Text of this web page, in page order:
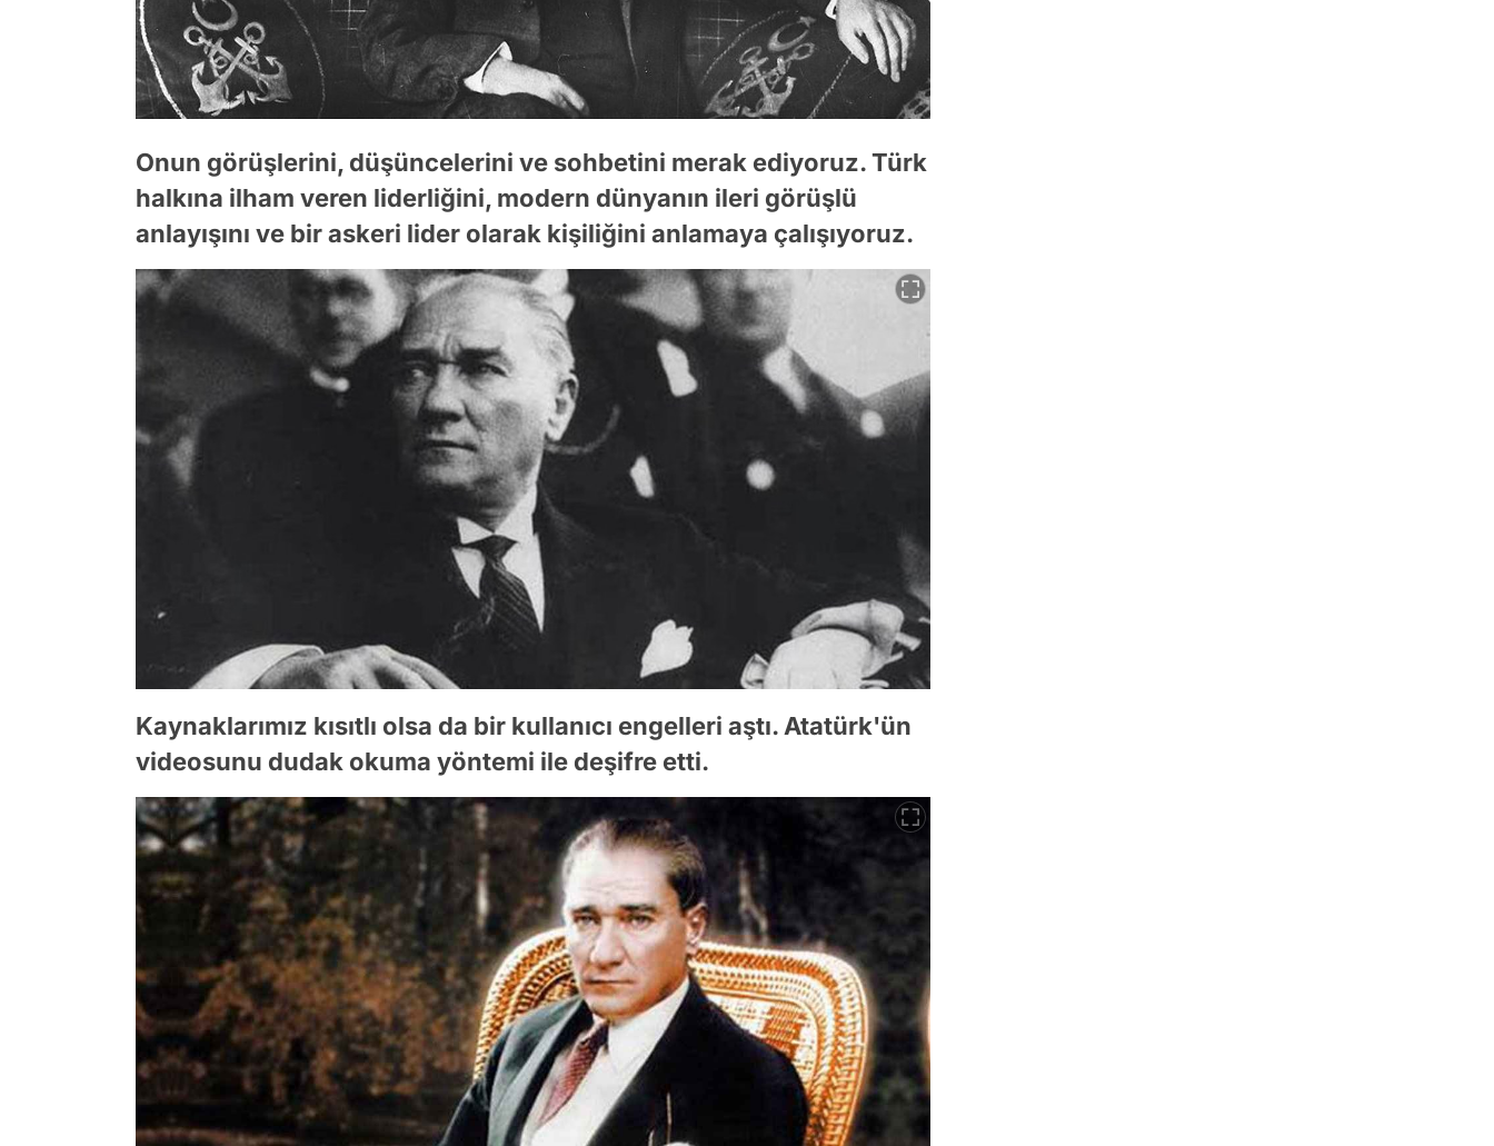
Onun görüşlerini, düşüncelerini ve sohbetini merak ediyoruz. Türk
halkına ilham veren liderliğini, modern dünyanın ileri görüşlü
anlayışını ve bir askeri lider olarak kişiliğini anlamaya çalışıyoruz.
Kaynaklarımız kısıtlı olsa da bir kullanıcı engelleri aştı. Atatürk'ün
videosunu dudak okuma yöntemi ile deşifre etti.